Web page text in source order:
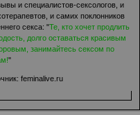
и специалистов-сексологов, и
и самих поклонников
секса: "Те, кто хочет продлить
долго оставаться красивым
занимайтесь сексом по
"
feminalive.ru